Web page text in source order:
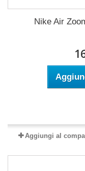
Nike Air
Aggiungi al